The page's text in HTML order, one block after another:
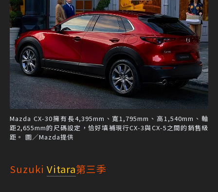
Mazda CX-30擁有長4,395mm、寬1,795mm、高1,540mm、軸
距2,655mm的尺碼設定，恰好填補現行CX-3與CX-5之間的銷售級
距。 圖／Mazda提供
Suzuki Vitara第三季